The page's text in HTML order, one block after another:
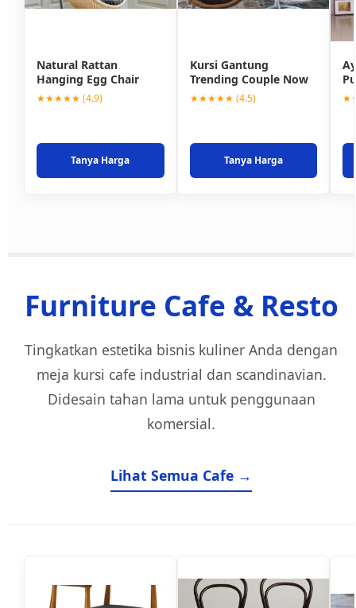
Natural Rattan
Hanging Egg Chair
★★★★★ (4.9)
Tanya Harga
Kursi Gantung
Trending Couple Now
★★★★★ (4.5)
Tanya Harga
Furniture Cafe & Resto
Tingkatkan estetika bisnis kuliner Anda dengan
meja kursi cafe industrial dan scandinavian.
Didesain tahan lama untuk penggunaan
komersial.
Lihat Semua Cafe →